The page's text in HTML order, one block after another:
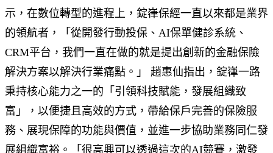
示，在數位轉型的進程上，錠嵂保經一直以來都是業界
的領航者，「從開發行動投保、AI保單健診系統、
CRM平台，我們一直在做的就是提出創新的金融保險
解決方案以解決行業痛點。」 趙惠仙指出，錠嵂一路
秉持核心能力之一的「引領科技賦能，發展組織致
富」，以便捷且高效的方式，帶給保戶完善的保險服
務、展現保障的功能與價值，並進一步協助業務同仁發
展組織富裕。「很高興可以透過這次的AI競賽，激發